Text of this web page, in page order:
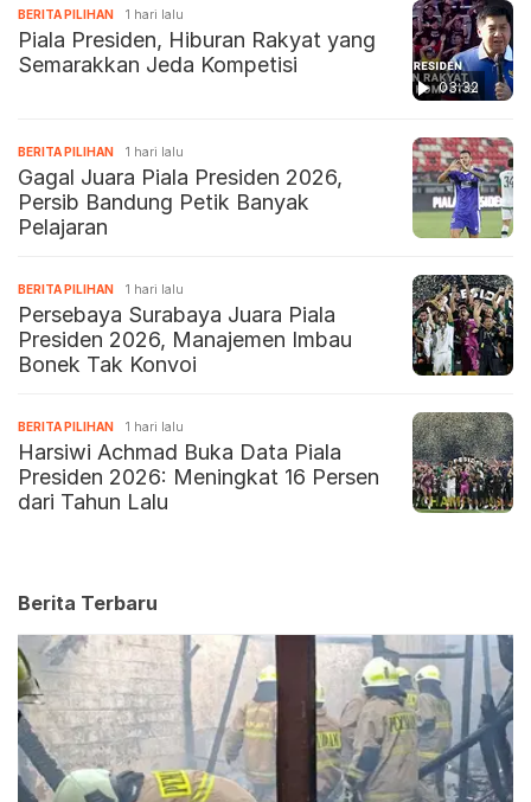
03:32
BERITA PILIHAN 1 hari lalu
Piala Presiden, Hiburan Rakyat yang
Semarakkan Jeda Kompetisi
BERITA PILIHAN 1 hari lalu
Gagal Juara Piala Presiden 2026,
Persib Bandung Petik Banyak
Pelajaran
BERITA PILIHAN 1 hari lalu
Persebaya Surabaya Juara Piala
Presiden 2026, Manajemen Imbau
Bonek Tak Konvoi
BERITA PILIHAN 1 hari lalu
Harsiwi Achmad Buka Data Piala
Presiden 2026: Meningkat 16 Persen
dari Tahun Lalu
Berita Terbaru